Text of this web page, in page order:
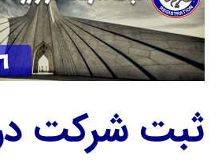
ثبت شرکت در